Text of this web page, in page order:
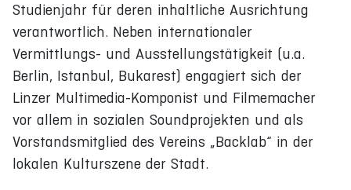
Studienjahr für deren inhaltliche Ausrichtung
verantwortlich. Neben internationaler
Vermittlungs- und Ausstellungstätigkeit (u.a.
Berlin, Istanbul, Bukarest) engagiert sich der
Linzer Multimedia-Komponist und Filmemacher
vor allem in sozialen Soundprojekten und als
Vorstandsmitglied des Vereins „Backlab“ in der
lokalen Kulturszene der Stadt.